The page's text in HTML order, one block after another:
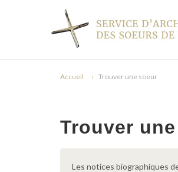
Accueil Trouver une soeur
Trouver
Les notices biographiques